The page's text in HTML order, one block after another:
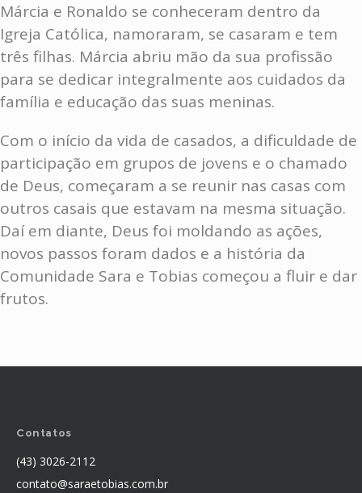
Márcia e Ronaldo se conheceram dentro da
Igreja Católica, namoraram, se casaram e tem
três filhas. Márcia abriu mão da sua profissão
para se dedicar integralmente aos cuidados da
família e educação das suas meninas.
Com o início da vida de casados, a dificuldade de
participação em grupos de jovens e o chamado
de Deus, começaram a se reunir nas casas com
outros casais que estavam na mesma situação.
Daí em diante, Deus foi moldando as ações,
novos passos foram dados e a história da
Comunidade Sara e Tobias começou a fluir e dar
frutos.
Contatos
(43) 3026-2112
contato@saraetobias.com.br